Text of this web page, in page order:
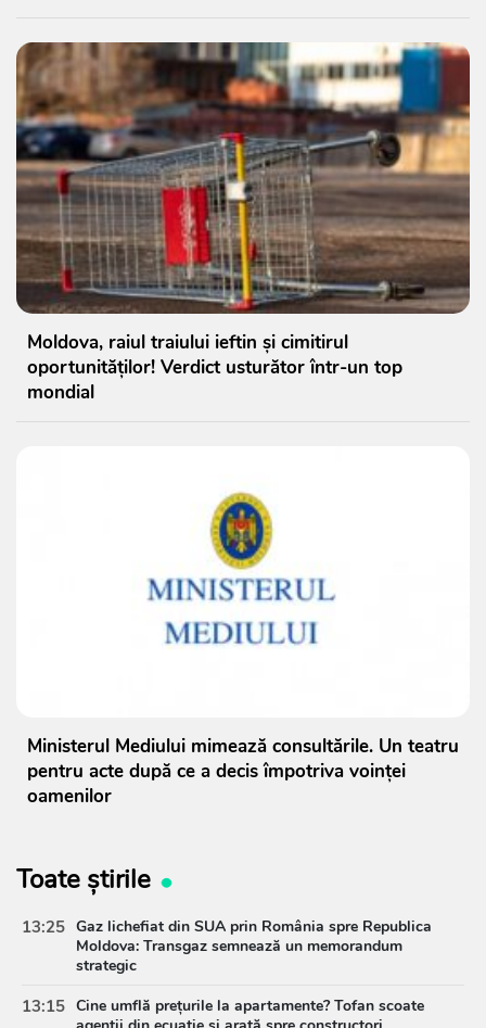
Moldova, raiul traiului ieftin și cimitirul
oportunităților! Verdict usturător într-un top
mondial
Ministerul Mediului mimează consultările. Un teatru
pentru acte după ce a decis împotriva voinței
oamenilor
Toate știrile
13:25 Gaz lichefiat din SUA prin România spre Republica
Moldova: Transgaz semnează un memorandum
strategic
13:15 Cine umflă prețurile la apartamente? Tofan scoate